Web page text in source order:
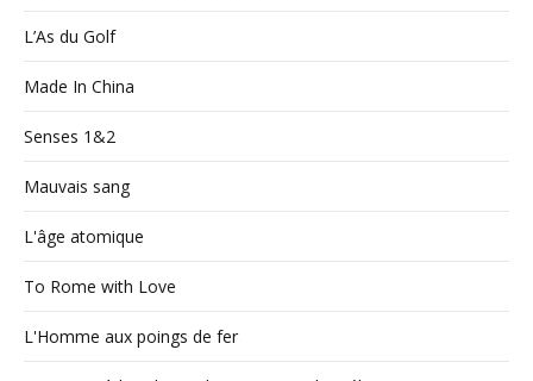
L’As du Golf
Made In China
Senses 1&2
Mauvais sang
L'âge atomique
To Rome with Love
L'Homme aux poings de fer